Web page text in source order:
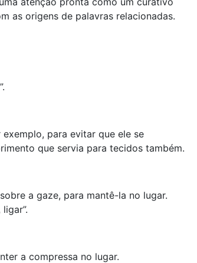
as origens de palavras relacionadas.
para evitar que ele se
que servia para tecidos também.
a gaze, para mantê-la no lugar.
a compressa no lugar.